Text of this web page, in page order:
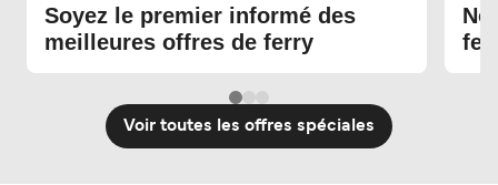
Soyez le premier informé des
meilleures offres de ferry
Voir toutes les offres spéciales